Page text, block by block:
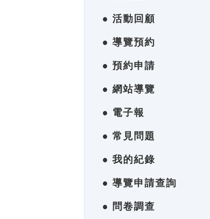
● 活動回顧
● 導覽預約
● 預約申請
● 網站導覽
● 電子報
● 常見問題
● 我的紀錄
● 導覽申請查詢
● 問卷調查